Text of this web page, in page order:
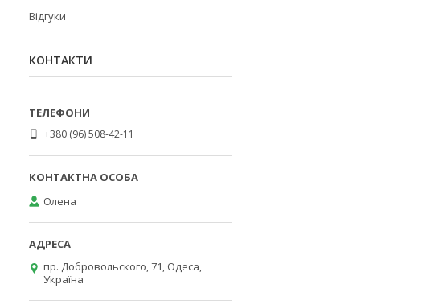
Відгуки
КОНТАКТИ
+380 (96) 508-42-11
Олена
пр. Добровольского, 71, Одеса,
Україна